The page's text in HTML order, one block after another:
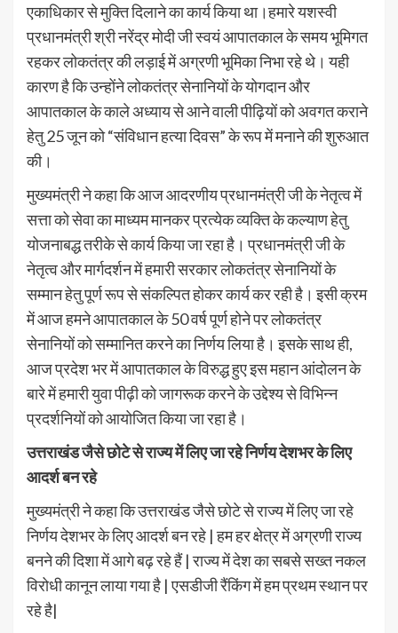
एकाधिकार से मुक्ति दिलाने का कार्य किया था।हमारे यशस्वी
प्रधानमंत्री श्री नरेंद्र मोदी जी स्वयं आपातकाल के समय भूमिगत
रहकर लोकतंत्र की लड़ाई में अग्रणी भूमिका निभा रहे थे। यही
कारण है कि उन्होंने लोकतंत्र सेनानियों के योगदान और
आपातकाल के काले अध्याय से आने वाली पीढ़ियों को अवगत कराने
हेतु 25 जून को “संविधान हत्या दिवस” के रूप में मनाने की शुरुआत
की।
मुख्यमंत्री ने कहा कि आज आदरणीय प्रधानमंत्री जी के नेतृत्व में
सत्ता को सेवा का माध्यम मानकर प्रत्येक व्यक्ति के कल्याण हेतु
योजनाबद्ध तरीके से कार्य किया जा रहा है। प्रधानमंत्री जी के
नेतृत्व और मार्गदर्शन में हमारी सरकार लोकतंत्र सेनानियों के
सम्मान हेतु पूर्ण रूप से संकल्पित होकर कार्य कर रही है। इसी क्रम
में आज हमने आपातकाल के 50 वर्ष पूर्ण होने पर लोकतंत्र
सेनानियों को सम्मानित करने का निर्णय लिया है। इसके साथ ही,
आज प्रदेश भर में आपातकाल के विरुद्ध हुए इस महान आंदोलन के
बारे में हमारी युवा पीढ़ी को जागरूक करने के उद्देश्य से विभिन्न
प्रदर्शनियों को आयोजित किया जा रहा है।
उत्तराखंड जैसे छोटे से राज्य में लिए जा रहे निर्णय देशभर के लिए
आदर्श बन रहे
मुख्यमंत्री ने कहा कि उत्तराखंड जैसे छोटे से राज्य में लिए जा रहे
निर्णय देशभर के लिए आदर्श बन रहे | हम हर क्षेत्र में अग्रणी राज्य
बनने की दिशा में आगे बढ़ रहे हैं | राज्य में देश का सबसे सख्त नकल
विरोधी कानून लाया गया है | एसडीजी रैंकिंग में हम प्रथम स्थान पर
रहे है|